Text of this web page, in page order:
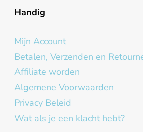
Handig
Mijn Account
Betalen, Verzenden en
Affiliate worden
Algemene Voorwaarden
Privacy Beleid
Wat als je een klacht hebt?